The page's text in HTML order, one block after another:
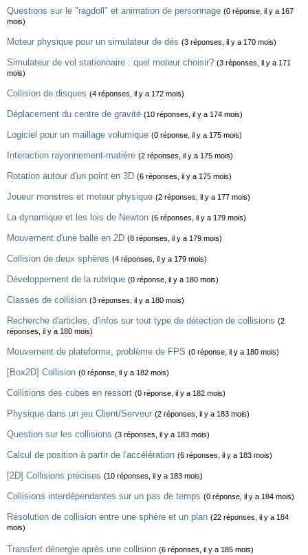
Questions sur le "ragdoll" et animation de personnage (0 réponse, il y a 167
mois)
Moteur physique pour un simulateur de dés (3 réponses, il y a 170 mois)
Simulateur de vol stationnaire : quel moteur choisir? (3 réponses, il y a 171
mois)
Collision de disques (4 réponses, il y a 172 mois)
Déplacement du centre de gravité (10 réponses, il y a 174 mois)
Logiciel pour un maillage volumique (0 réponse, il y a 175 mois)
Interaction rayonnement-matière (2 réponses, il y a 175 mois)
Rotation autour d'un point en 3D (6 réponses, il y a 175 mois)
Joueur monstres et moteur physique (2 réponses, il y a 177 mois)
La dynamique et les lois de Newton (6 réponses, il y a 179 mois)
Mouvement d'une balle en 2D (8 réponses, il y a 179 mois)
Collision de deux sphères (4 réponses, il y a 179 mois)
Développement de la rubrique (0 réponse, il y a 180 mois)
Classes de collision (3 réponses, il y a 180 mois)
Recherche d'articles, d'infos sur tout type de détection de collisions (2
réponses, il y a 180 mois)
Mouvement de plateforme, problème de FPS (0 réponse, il y a 180 mois)
[Box2D] Collision (0 réponse, il y a 182 mois)
Collisions des cubes en ressort (0 réponse, il y a 182 mois)
Physique dans un jeu Client/Serveur (2 réponses, il y a 183 mois)
Question sur les collisions (3 réponses, il y a 183 mois)
Calcul de position à partir de l'accélération (6 réponses, il y a 183 mois)
[2D] Collisions précises (10 réponses, il y a 183 mois)
Collisions interdépendantes sur un pas de temps (0 réponse, il y a 184 mois)
Résolution de collision entre une sphère et un plan (22 réponses, il y a 184
mois)
Transfert dénergie après une collision (6 réponses, il y a 185 mois)